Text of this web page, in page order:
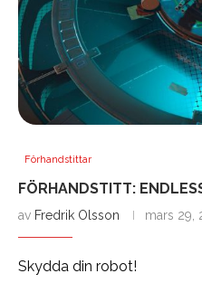
Förhandstittar
FÖRHANDSTITT:
av Fredrik Olsson mars 29,
Skydda din robot!